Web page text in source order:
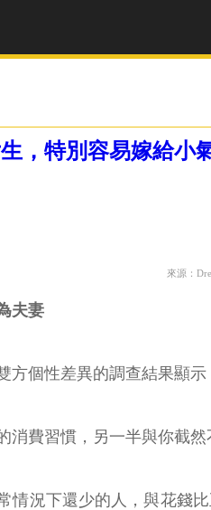
，特別容易嫁給小
來源：
夫妻
方個性差異的調查結果顯
消費習慣，另一半與你截
情況下還少的人，與花錢